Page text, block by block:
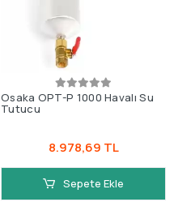
Osaka OPT-P 1000 Havalı Su
Tutucu
8.978,69 TL
Sepete Ekle